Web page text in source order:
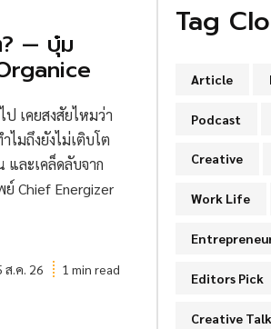
? — บุ๋ม
ป เคยสงสัยไหมว่า
มถึงยังไม่เติบโต
และเคล็ดลับจาก
Chief Energizer
ส.ค. 26 1 min read
Tag
Article
Podcast
Creative
Work Life
Editors Pick
Creative Talk